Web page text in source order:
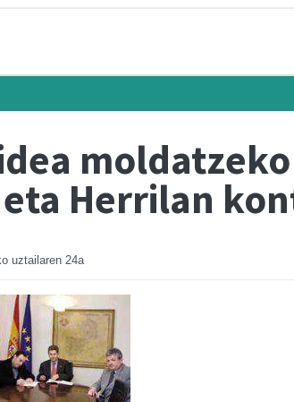
Herrilan
uztailaren 24a